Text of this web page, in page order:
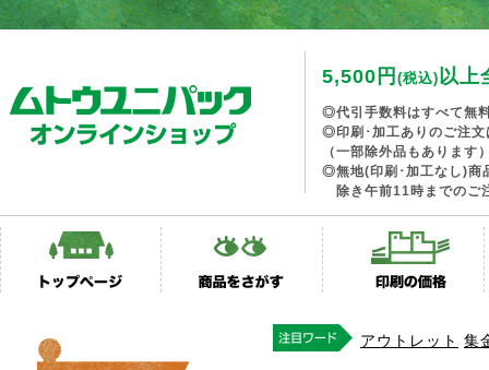
5,500円 (税込)以上
◎代引手数料はすべて無
◎印刷･加工ありのご注文
（一部除外品もあります
◎無地(印刷･加工なし)商
除き午前11時までのご
アウトレット 集